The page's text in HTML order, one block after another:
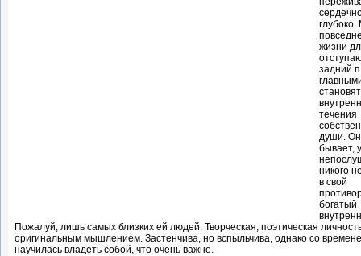
жизни
задний
течения
души.
бывает,
никого
в свой
богатый
Пожалуй, лишь самых близких ей людей. Творческая, поэтическая
оригинальным мышлением. Застенчива, но вспыльчива, однако со
научилась владеть собой, что очень важно.